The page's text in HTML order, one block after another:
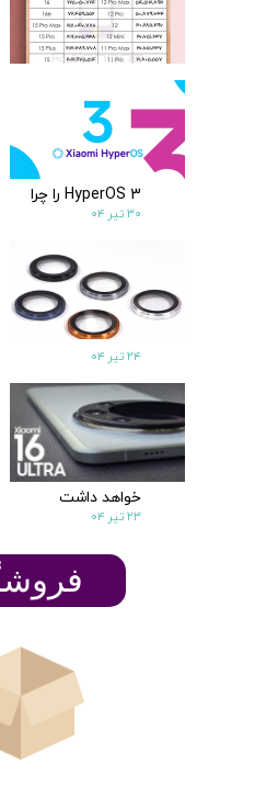
★
HyperOS 3 را چرا
۳۰ تیر ۰۴
۲۴ تیر ۰۴
خواهد داشت
۲۳ تیر ۰۴